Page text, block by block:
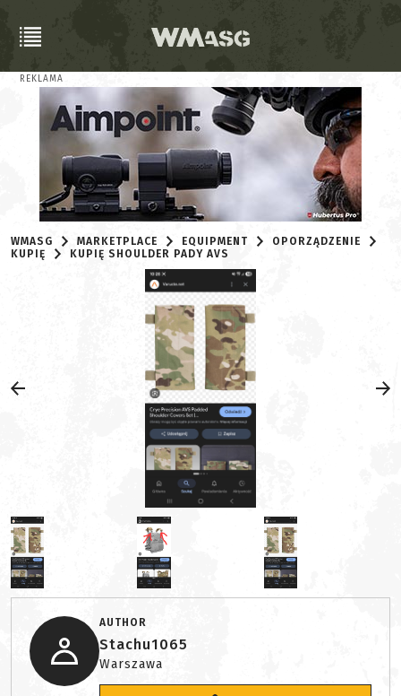
REKLAMA
WMASG MARKETPLACE EQUIPMENT
OPORZĄDZENIE
KUPIĘ
KUPIĘ SHOULDER PADY AVS
AUTHOR
Stachu1065
Warszawa